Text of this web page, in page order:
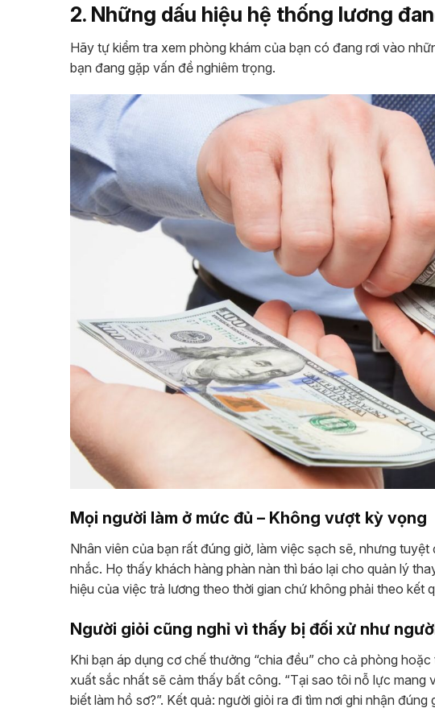
2. Những dấu hiệu hệ thống lương
Hãy tự kiểm tra xem phòng khám của bạn có đang rơi vào
bạn đang gặp vấn đề nghiêm trọng.
Mọi người làm ở mức đủ – Không vượt kỳ vọng
Nhân viên của bạn rất đúng giờ, làm việc sạch sẽ, nhưng
nhắc. Họ thấy khách hàng phàn nàn thì báo lại cho quản lý
hiệu của việc trả lương theo thời gian chứ không phải theo kết
Người giỏi cũng nghỉ vì thấy bị đối xử như
Khi bạn áp dụng cơ chế thưởng “chia đều” cho cả phòng
xuất sắc nhất sẽ cảm thấy bất công. “Tại sao tôi nỗ lực
biết làm hồ sơ?”. Kết quả: người giỏi ra đi tìm nơi ghi nhận